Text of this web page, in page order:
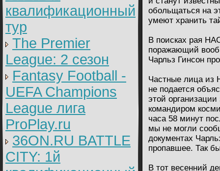
квалификационный
тур
The Premier
League: 2 cезон
Fantasy Football -
UEFA Champions
League лига
ProPlay.ru
36ON.RU BATTLE
CITY: 1й
обольщаться на
умеют хранить
В поисках рая
поражающий
Чарльз Гинсон
Частные лица из
не подается
этой
командиром
часа 58 минут
мы не могли
документах
пропавшее. Так
В тот весенний